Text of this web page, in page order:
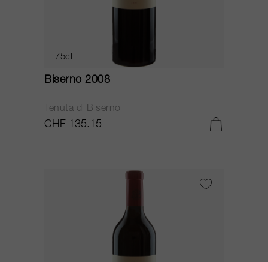
75cl
Biserno 2008
Tenuta di Biserno
CHF 135.15